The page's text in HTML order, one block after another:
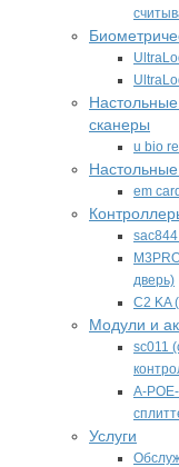
сканеры
u bio
em
дверь)
C2 KA
Модули и
sc011
A-
Услуги